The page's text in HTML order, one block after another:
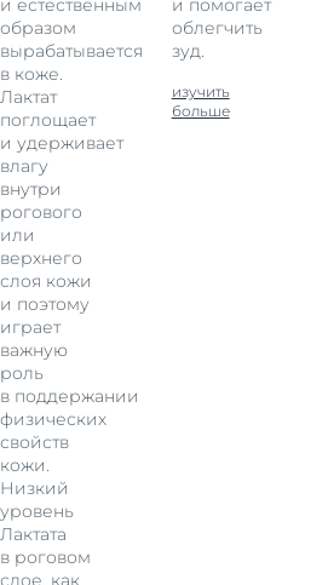
и естественным
образом
вырабатывается
в коже.
Лактат
поглощает
и удерживает
влагу
внутри
рогового
или
верхнего
слоя кожи
и поэтому
играет
важную
роль
в поддержании
физических
свойств
кожи.
Низкий
уровень
Лактата
в роговом
слое, как
и помогает
облегчить
зуд.
изучить
больше